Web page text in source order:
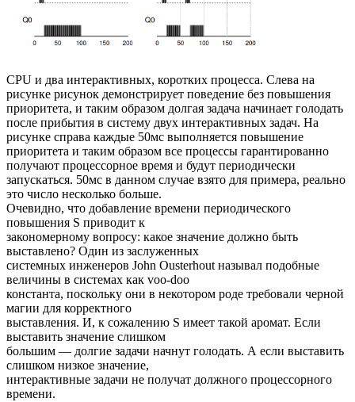
CPU и два интерактивных, коротких процесса. Слева на
рисунке рисунок демонстрирует поведение без повышения
приоритета, и таким образом долгая задача начинает голодать
после прибытия в систему двух интерактивных задач. На
рисунке справа каждые 50мс выполняется повышение
приоритета и таким образом все процессы гарантированно
получают процессорное время и будут периодически
запускаться. 50мс в данном случае взято для примера, реально
это число несколько больше.
Очевидно, что добавление времени периодического
повышения S приводит к
закономерному вопросу: какое значение должно быть
выставлено? Один из заслуженных
системных инженеров John Ousterhout называл подобные
величины в системах как voo-doo
константа, поскольку они в некотором роде требовали черной
магии для корректного
выставления. И, к сожалению S имеет такой аромат. Если
выставить значение слишком
большим — долгие задачи начнут голодать. А если выставить
слишком низкое значение,
интерактивные задачи не получат должного процессорного
времени.